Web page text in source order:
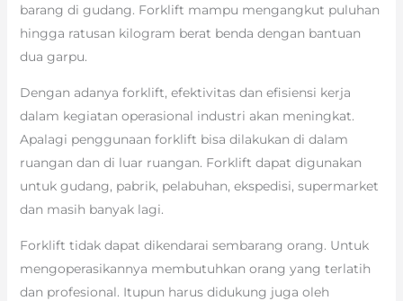
barang di gudang. Forklift mampu mengangkut puluhan
hingga ratusan kilogram berat benda dengan bantuan
dua garpu.
Dengan adanya forklift, efektivitas dan efisiensi kerja
dalam kegiatan operasional industri akan meningkat.
Apalagi penggunaan forklift bisa dilakukan di dalam
ruangan dan di luar ruangan. Forklift dapat digunakan
untuk gudang, pabrik, pelabuhan, ekspedisi, supermarket
dan masih banyak lagi.
Forklift tidak dapat dikendarai sembarang orang. Untuk
mengoperasikannya membutuhkan orang yang terlatih
dan profesional. Itupun harus didukung juga oleh